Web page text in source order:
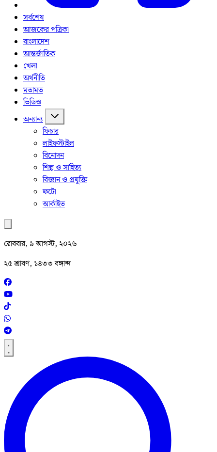
সর্বশেষ
আজকের পত্রিকা
বাংলাদেশ
আন্তর্জাতিক
খেলা
অর্থনীতি
মতামত
ভিডিও
অন্যান্য
ফিচার
লাইফস্টাইল
বিনোদন
শিল্প ও সাহিত্য
বিজ্ঞান ও প্রযুক্তি
ফটো
আর্কাইভ
রোববার, ৯ আগস্ট, ২০২৬
২৫ শ্রাবণ, ১৪৩৩ বঙ্গাব্দ